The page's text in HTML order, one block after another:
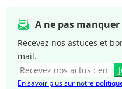
A ne pas manquer
Recevez nos astuces et
mail.
En savoir plus sur notre